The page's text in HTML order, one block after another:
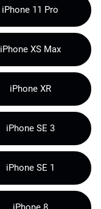
iPhone 11 Pro
iPhone XS Max
iPhone XR
iPhone SE 3
iPhone SE 1